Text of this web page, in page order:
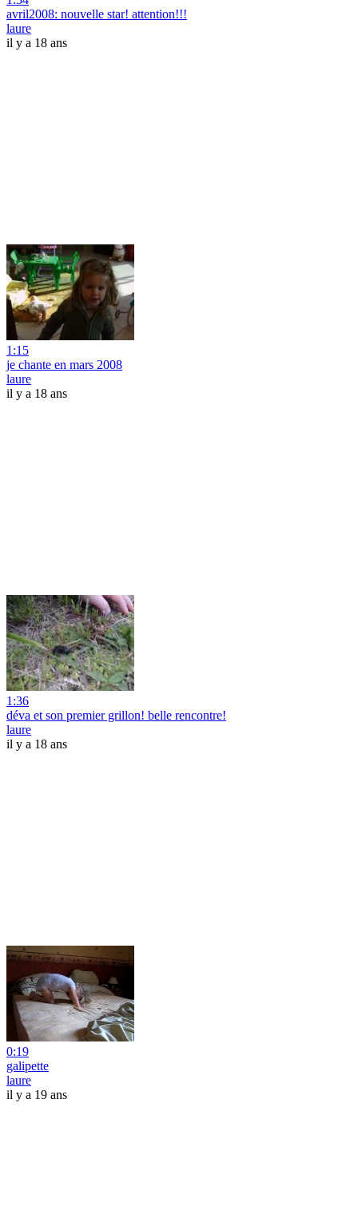
avril2008: nouvelle star! attention!!!
laure
il y a 18 ans
1:15
je chante en mars 2008
laure
il y a 18 ans
1:36
déva et son premier grillon! belle rencontre!
laure
il y a 18 ans
0:19
galipette
laure
il y a 19 ans